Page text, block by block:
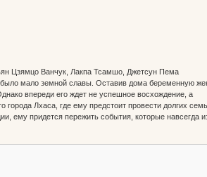
Цзямцо Ванчук, Лакпа Тсамшо, Джетсун Пема
мало земной славы. Оставив дома беременную
впереди его ждет не успешное восхождение, а
города Лхаса, где ему предстоит провести долгих
ему придется пережить события, которые навсегда